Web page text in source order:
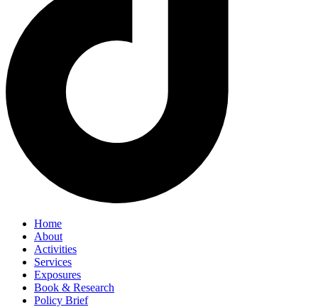
Home
About
Activities
Services
Exposures
Book & Research
Policy Brief